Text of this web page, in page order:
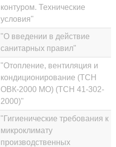
контуром. Технические
условия"
"О введении в действие
санитарных правил"
"Отопление, вентиляция и
кондиционирование (ТСН
ОВК-2000 МО) (ТСН 41-302-
2000)"
"Гигиенические требования к
микроклимату
производственных